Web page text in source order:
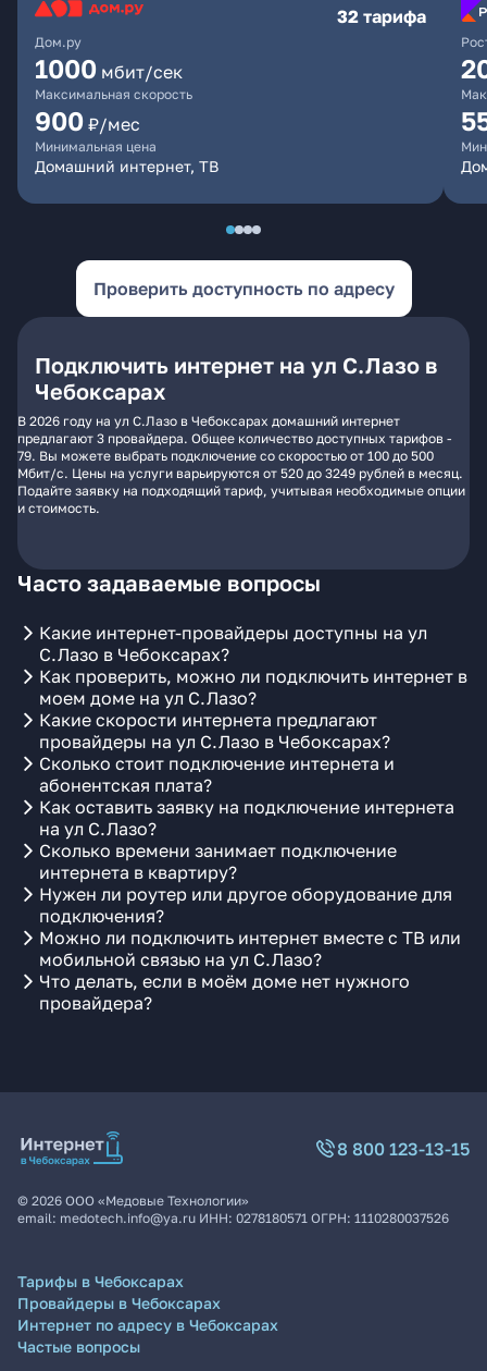
Дом.ру
32 тарифа
1000 мбит/сек
Максимальная скорость
900 ₽/мес
Минимальная цена
Домашний интернет, ТВ
Проверить доступность по адресу
Подключить интернет на ул С.Лазо в
Чебоксарах
В 2026 году на ул С.Лазо в Чебоксарах домашний интернет
предлагают 3 провайдера. Общее количество доступных тарифов -
79. Вы можете выбрать подключение со скоростью от 100 до 500
Мбит/с. Цены на услуги варьируются от 520 до 3249 рублей в месяц.
Подайте заявку на подходящий тариф, учитывая необходимые опции
и стоимость.
Часто задаваемые вопросы
Какие интернет-провайдеры доступны на ул
С.Лазо в Чебоксарах?
Как проверить, можно ли подключить интернет в
моем доме на ул С.Лазо?
Какие скорости интернета предлагают
провайдеры на ул С.Лазо в Чебоксарах?
Сколько стоит подключение интернета и
абонентская плата?
Как оставить заявку на подключение интернета
на ул С.Лазо?
Сколько времени занимает подключение
интернета в квартиру?
Нужен ли роутер или другое оборудование для
подключения?
Можно ли подключить интернет вместе с ТВ или
мобильной связью на ул С.Лазо?
Что делать, если в моём доме нет нужного
провайдера?
8 800 123-13-15
© 2026 ООО «Медовые Технологии»
email: medotech.info@ya.ru ИНН: 0278180571 ОГРН: 1110280037526
Тарифы в Чебоксарах
Провайдеры в Чебоксарах
Интернет по адресу в Чебоксарах
Частые вопросы